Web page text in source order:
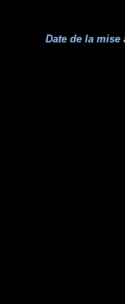
Date de la